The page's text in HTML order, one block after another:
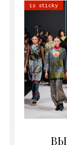
is sticky